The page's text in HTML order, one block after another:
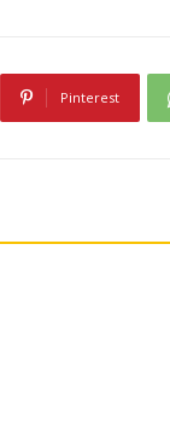
Pinterest